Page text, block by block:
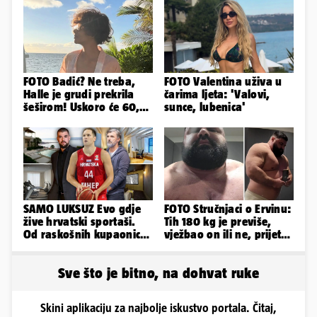
FOTO Badić? Ne treba,
Halle je grudi prekrila
šeširom! Uskoro će 60,
FOTO Valentina uživa u
čarima ljeta: 'Valovi,
sunce, lubenica'
SAMO LUKSUZ Evo gdje
žive hrvatski sportaši.
Od raskošnih kupaonica
FOTO Stručnjaci o Ervinu:
Tih 180 kg je previše,
vježbao on ili ne, prijete
Sve što je bitno, na dohvat ruke
Skini aplikaciju za najbolje iskustvo portala. Čitaj,